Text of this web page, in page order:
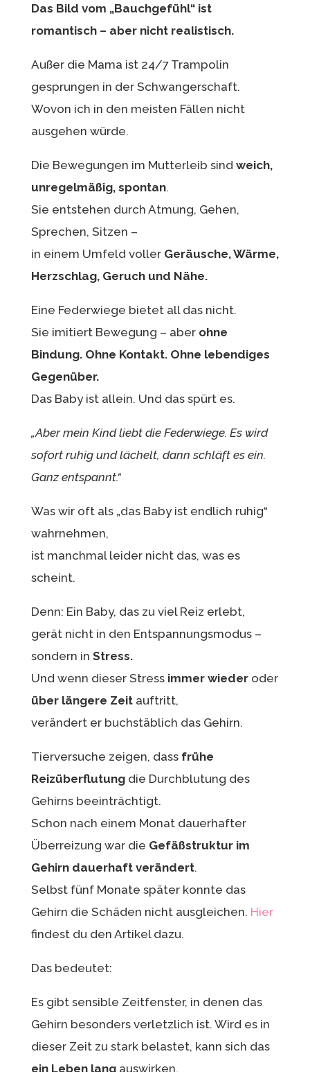
Das Bild vom „Bauchgefühl“ ist
romantisch – aber nicht realistisch.
Außer die Mama ist 24/7 Trampolin
gesprungen in der Schwangerschaft.
Wovon ich in den meisten Fällen nicht
ausgehen würde.
Die Bewegungen im Mutterleib sind weich,
unregelmäßig, spontan.
Sie entstehen durch Atmung, Gehen,
Sprechen, Sitzen –
in einem Umfeld voller Geräusche, Wärme,
Herzschlag, Geruch und Nähe.
Eine Federwiege bietet all das nicht.
Sie imitiert Bewegung – aber ohne
Bindung. Ohne Kontakt. Ohne lebendiges
Gegenüber.
Das Baby ist allein. Und das spürt es.
„Aber mein Kind liebt die Federwiege. Es wird
sofort ruhig und lächelt, dann schläft es ein.
Ganz entspannt.“
Was wir oft als „das Baby ist endlich ruhig“
wahrnehmen,
ist manchmal leider nicht das, was es
scheint.
Denn: Ein Baby, das zu viel Reiz erlebt,
gerät nicht in den Entspannungsmodus –
sondern in Stress.
Und wenn dieser Stress immer wiederoder
über längere Zeitauftritt,
verändert er buchstäblich das Gehirn.
Tierversuche zeigen, dass frühe
Reizüberflutungdie Durchblutung des
Gehirns beeinträchtigt.
Schon nach einem Monat dauerhafter
Überreizung war die Gefäßstruktur im
Gehirn dauerhaft verändert.
Selbst fünf Monate später konnte das
Gehirn die Schäden nicht ausgleichen. Hier
findest du den Artikel dazu.
Das bedeutet:
Es gibt sensible Zeitfenster, in denen das
Gehirn besonders verletzlich ist. Wird es in
dieser Zeit zu stark belastet, kann sich das
ein Leben langauswirken.